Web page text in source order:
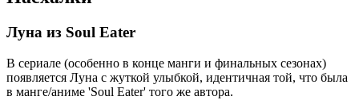
Луна из Soul Eater
В сериале (особенно в конце манги и финальных сезонах)
появляется Луна с жуткой улыбкой, идентичная той, что была
в манге/аниме 'Soul Eater' того же автора.